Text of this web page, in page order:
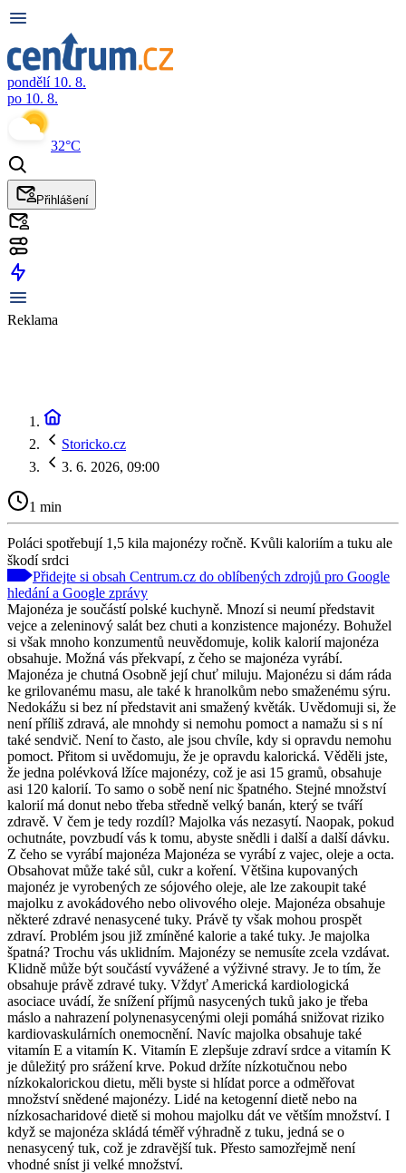
pondělí 10. 8.
po 10. 8.
32°C
Přihlášení
Reklama
Storicko.cz
3. 6. 2026, 09:00
1 min
Poláci spotřebují 1,5 kila majonézy ročně. Kvůli kaloriím a tuku ale
škodí srdci
Přidejte si obsah Centrum.cz do oblíbených zdrojů pro Google
hledání a Google zprávy
Majonéza je součástí polské kuchyně. Mnozí si neumí představit
vejce a zeleninový salát bez chuti a konzistence majonézy. Bohužel
si však mnoho konzumentů neuvědomuje, kolik kalorií majonéza
obsahuje. Možná vás překvapí, z čeho se majonéza vyrábí.
Majonéza je chutná Osobně její chuť miluju. Majonézu si dám ráda
ke grilovanému masu, ale také k hranolkům nebo smaženému sýru.
Nedokážu si bez ní představit ani smažený květák. Uvědomuji si, že
není příliš zdravá, ale mnohdy si nemohu pomoct a namažu si s ní
také sendvič. Není to často, ale jsou chvíle, kdy si opravdu nemohu
pomoct. Přitom si uvědomuju, že je opravdu kalorická. Věděli jste,
že jedna polévková lžíce majonézy, což je asi 15 gramů, obsahuje
asi 120 kalorií. To samo o sobě není nic špatného. Stejné množství
kalorií má donut nebo třeba středně velký banán, který se tváří
zdravě. V čem je tedy rozdíl? Majolka vás nezasytí. Naopak, pokud
ochutnáte, povzbudí vás k tomu, abyste snědli i další a další dávku.
Z čeho se vyrábí majonéza Majonéza se vyrábí z vajec, oleje a octa.
Obsahovat může také sůl, cukr a koření. Většina kupovaných
majonéz je vyrobených ze sójového oleje, ale lze zakoupit také
majolku z avokádového nebo olivového oleje. Majonéza obsahuje
některé zdravé nenasycené tuky. Právě ty však mohou prospět
zdraví. Problém jsou již zmíněné kalorie a také tuky. Je majolka
špatná? Trochu vás uklidním. Majonézy se nemusíte zcela vzdávat.
Klidně může být součástí vyvážené a výživné stravy. Je to tím, že
obsahuje právě zdravé tuky. Vždyť Americká kardiologická
asociace uvádí, že snížení příjmů nasycených tuků jako je třeba
máslo a nahrazení polynenasycenými oleji pomáhá snižovat riziko
kardiovaskulárních onemocnění. Navíc majolka obsahuje také
vitamín E a vitamín K. Vitamín E zlepšuje zdraví srdce a vitamín K
je důležitý pro srážení krve. Pokud držíte nízkotučnou nebo
nízkokalorickou dietu, měli byste si hlídat porce a odměřovat
množství snědené majonézy. Lidé na ketogenní dietě nebo na
nízkosacharidové dietě si mohou majolku dát ve větším množství. I
když se majonéza skládá téměř výhradně z tuku, jedná se o
nenasycený tuk, což je zdravější tuk. Přesto samozřejmě není
vhodné sníst ji velké množství.